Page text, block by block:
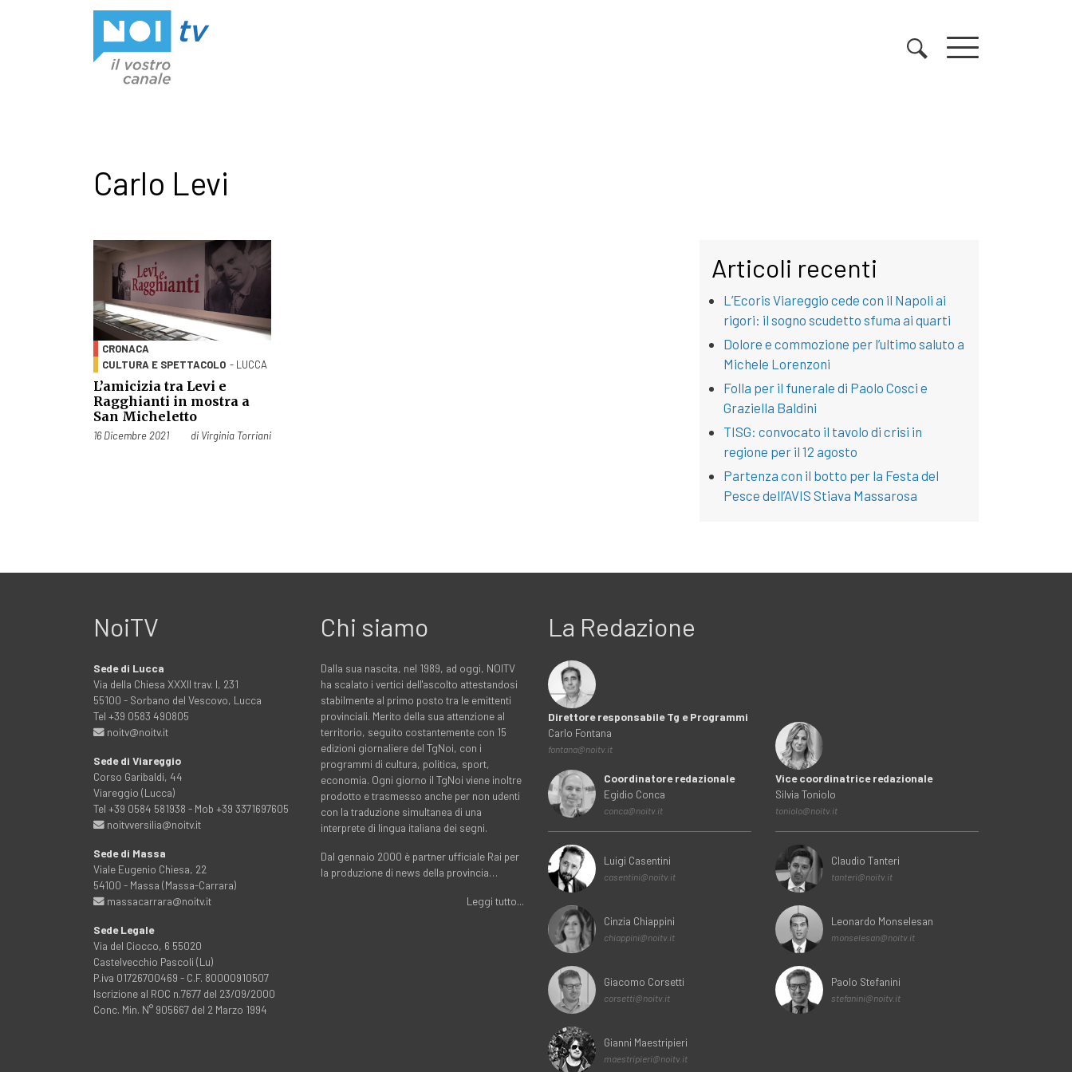
Carlo Levi
CRONACA
CULTURA E SPETTACOLO - LUCCA
L’amicizia tra Levi e
Ragghianti in mostra a
San Micheletto
Pubblicato il
16 Dicembre 2021 di Virginia Torriani
Articoli recenti
L’Ecoris Viareggio cede con il Napoli ai
rigori: il sogno scudetto sfuma ai quarti
Dolore e commozione per l’ultimo saluto a
Michele Lorenzoni
Folla per il funerale di Paolo Cosci e
Graziella Baldini
TISG: convocato il tavolo di crisi in
regione per il 12 agosto
Partenza con il botto per la Festa del
Pesce dell’AVIS Stiava Massarosa
NoiTV
Sede di Lucca
Via della Chiesa XXXII trav. I, 231
55100 - Sorbano del Vescovo, Lucca
Tel +39 0583 490805
noitv@noitv.it
Sede di Viareggio
Corso Garibaldi, 44
Viareggio (Lucca)
Tel +39 0584 581938 - Mob +39 3371697605
noitvversilia@noitv.it
Sede di Massa
Viale Eugenio Chiesa, 22
54100 - Massa (Massa-Carrara)
massacarrara@noitv.it
Sede Legale
Via del Ciocco, 6 55020
Castelvecchio Pascoli (Lu)
P.iva 01726700469 - C.F. 80000910507
Iscrizione al ROC n.7677 del 23/09/2000
Conc. Min. N° 905667 del 2 Marzo 1994
Chi siamo
Dalla sua nascita, nel 1989, ad oggi, NOITV
ha scalato i vertici dell'ascolto attestandosi
stabilmente al primo posto tra le emittenti
provinciali. Merito della sua attenzione al
territorio, seguito costantemente con 15
edizioni giornaliere del TgNoi, con i
programmi di cultura, politica, sport,
economia. Ogni giorno il TgNoi viene inoltre
prodotto e trasmesso anche per non udenti
con la traduzione simultanea di una
interprete di lingua italiana dei segni.
Dal gennaio 2000 è partner ufficiale Rai per
la produzione di news della provincia…
Leggi tutto...
La Redazione
Direttore responsabile Tg e Programmi
Carlo Fontana
fontana@noitv.it
Coordinatore redazionale
Egidio Conca
conca@noitv.it
Luigi Casentini
casentini@noitv.it
Cinzia Chiappini
chiappini@noitv.it
Giacomo Corsetti
corsetti@noitv.it
Gianni Maestripieri
maestripieri@noitv.it
Vice coordinatrice redazionale
Silvia Toniolo
toniolo@noitv.it
Claudio Tanteri
tanteri@noitv.it
Leonardo Monselesan
monselesan@noitv.it
Paolo Stefanini
stefanini@noitv.it